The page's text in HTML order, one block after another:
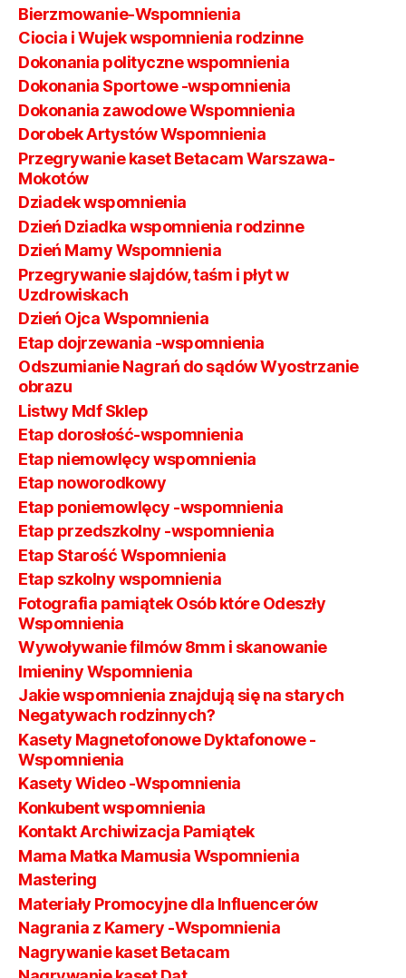
Bierzmowanie-Wspomnienia
Ciocia i Wujek wspomnienia rodzinne
Dokonania polityczne wspomnienia
Dokonania Sportowe -wspomnienia
Dokonania zawodowe Wspomnienia
Dorobek Artystów Wspomnienia
Przegrywanie kaset Betacam Warszawa-
Mokotów
Dziadek wspomnienia
Dzień Dziadka wspomnienia rodzinne
Dzień Mamy Wspomnienia
Przegrywanie slajdów, taśm i płyt w
Uzdrowiskach
Dzień Ojca Wspomnienia
Etap dojrzewania -wspomnienia
Odszumianie Nagrań do sądów Wyostrzanie
obrazu
Listwy Mdf Sklep
Etap dorosłość-wspomnienia
Etap niemowlęcy wspomnienia
Etap noworodkowy
Etap poniemowlęcy -wspomnienia
Etap przedszkolny -wspomnienia
Etap Starość Wspomnienia
Etap szkolny wspomnienia
Fotografia pamiątek Osób które Odeszły
Wspomnienia
Wywoływanie filmów 8mm i skanowanie
Imieniny Wspomnienia
Jakie wspomnienia znajdują się na starych
Negatywach rodzinnych?
Kasety Magnetofonowe Dyktafonowe -
Wspomnienia
Kasety Wideo -Wspomnienia
Konkubent wspomnienia
Kontakt Archiwizacja Pamiątek
Mama Matka Mamusia Wspomnienia
Mastering
Materiały Promocyjne dla Influencerów
Nagrania z Kamery -Wspomnienia
Nagrywanie kaset Betacam